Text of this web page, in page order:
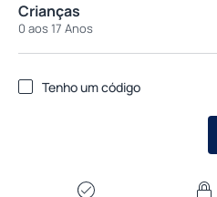
Crianças
0 aos 17 Anos
Tenho um código